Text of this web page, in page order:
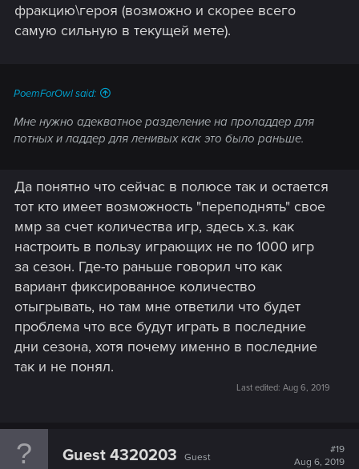
фракцию\героя (возможно и скорее всего
самую сильную в текущей мете).
PoemForOwl said:
Мне нужно адекватное разделение на проладдер для
потных и ладдер для ленивых как это было раньше.
Да понятно что сейчас в полюсе так и остается
тот кто имеет возможность "переподнять" свое
ммр за счет количества игр, здесь х.з. как
настроить в пользу играющих не по 1000 игр
за сезон. Где-то раньше говорил что как
вариант фиксированное количество
отыгрывать, но там мне ответили что будет
проблема что все будут играть в последние
дни сезона, хотя почему именно в последние
так и не понял.
Last edited: Aug 6, 2019
Guest 4320203 Guest
#19
Aug 6, 2019